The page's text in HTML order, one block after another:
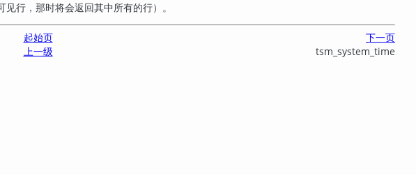
行，那时将会返回其中所有的行）。
起始页
下一页
上一级 tsm_system_time